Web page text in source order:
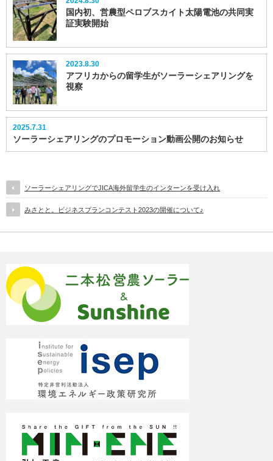
国内初、営農型ペロブスカイト太陽電池の共同実
証実験開始
2023.8.30
アフリカからの留学生がソーラーシェアリングを
視察
2025.7.31
ソーラーシェアリングのプロモーション動画公開のお知らせ
ソーラーシェアリングでJICA海外留学生のインターンを受け入れ
みさとと。ビジネスプランコンテスト2023の開催について♪